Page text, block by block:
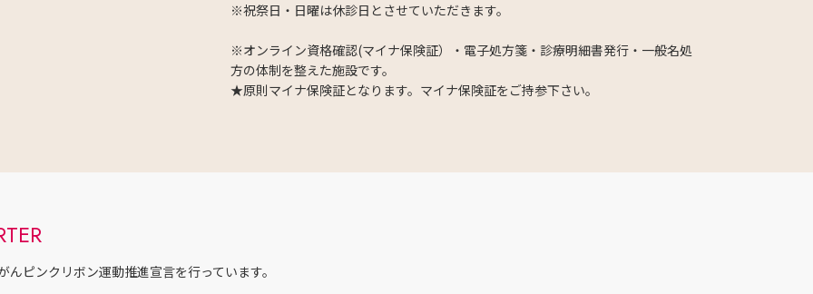
※祝祭日・日曜は休診日とさせていただきます。
※オンライン資格確認(マイナ保険証）・電子処方箋・診療明細書発行・一般名処
方の体制を整えた施設です。
★原則マイナ保険証となります。マイナ保険証をご持参下さい。
んピンクリボン運動推進宣言を行っています。